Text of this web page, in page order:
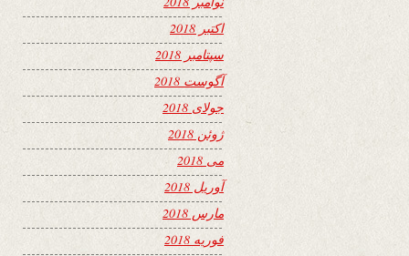
اکتبر 2018
سپتامبر 2018
آگوست 2018
جولای 2018
ژوئن 2018
می 2018
آوریل 2018
مارس 2018
فوریه 2018